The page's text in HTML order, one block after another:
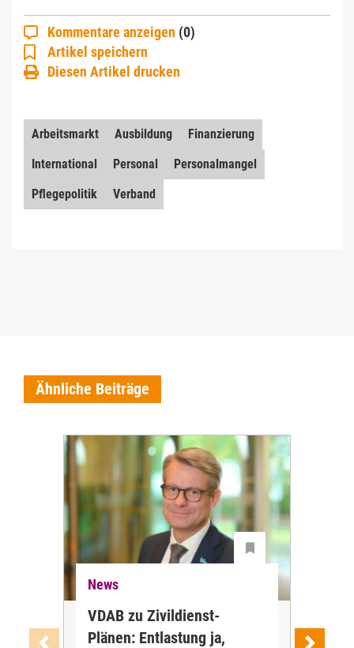
Kommentare anzeigen (0)
Artikel speichern
Diesen Artikel drucken
Arbeitsmarkt Ausbildung
Finanzierung
International
Personal
Personalmangel
Pflegepolitik
Verband
Ähnliche Beiträge
News
VDAB zu Zivildienst-
Plänen: Entlastung ja,